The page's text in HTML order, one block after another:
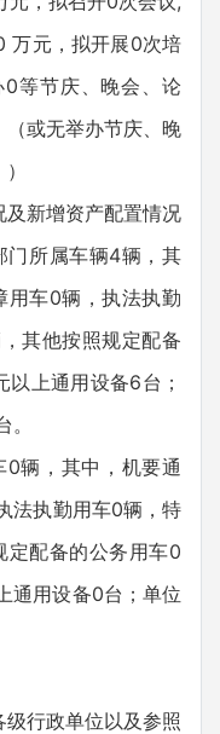
万元，拟开展0次培
等节庆、晚会、论
或无举办节庆、晚
新增资产配置情况
所属车辆4辆，其
用车0辆，执法执勤
其他按照规定配备
上通用设备6台；
，其中，机要通
法执勤用车0辆，特
定配备的公务用车0
通用设备0台；单位
行政单位以及参照